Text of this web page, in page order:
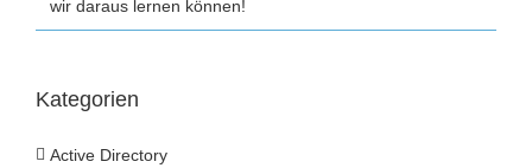
wir daraus lernen können!
Kategorien
Active Directory